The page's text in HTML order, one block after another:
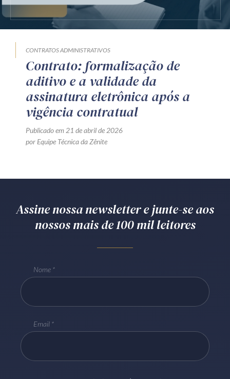
Telefone (41) 2109-8666
Whatsapp (41) 98881-6616
CONTRATOS ADMINISTRATIVOS
Contrato: formalização de
aditivo e a validade da
assinatura eletrônica após a
vigência contratual
Publicado em 21 de abril de 2026
por Equipe Técnica da Zênite
Assine nossa newsletter e junte-se aos
nossos mais de 100 mil leitores
Nome
Email